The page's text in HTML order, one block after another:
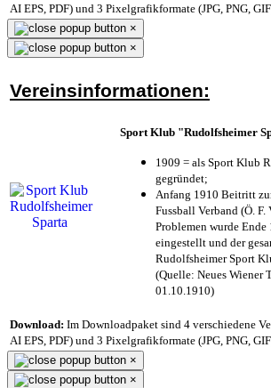
AI EPS, PDF) und 3 Pixelgrafikformate (JPG, PNG,
×
×
Vereinsinformationen:
Sport Klub "Rudolfsheimer
1909 = als Sport Klub
gegründet;
Anfang 1910 Beitritt
Fussball Verband (Ö. F.
Problemen wurde
eingestellt und der
Rudolfsheimer Sport
(Quelle: Neues Wiener
01.10.1910)
Download: Im Downloadpaket sind 4 verschiedene
AI EPS, PDF) und 3 Pixelgrafikformate (JPG, PNG,
×
×